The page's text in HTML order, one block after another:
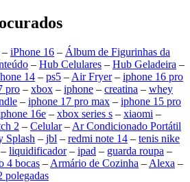
– iPhone 16 – Álbum de Figurinhas da
– Hub Celulares – Hub Geladeira –
14 – ps5 – Air Fryer– iphone 16 pro
pro – xbox – iphone – creatina – whey
– iphone 17 pro max – iphone 15 pro
16e – xbox series s – xiaomi –
2 – Celular– Ar Condicionado Portátil
Splash – jbl – redmi note 14 – tenis nike
– liquidificador– ipad – guarda roupa –
4 bocas – Armário de Cozinha – Alexa –
polegadas